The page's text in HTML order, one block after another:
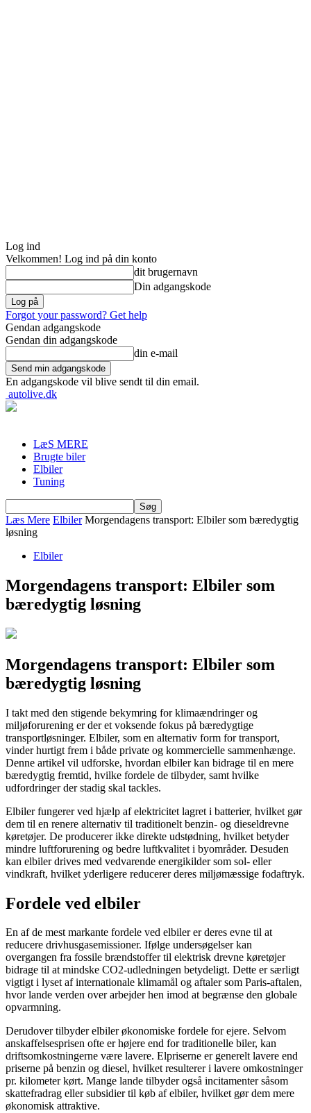
Log ind
Velkommen! Log ind på din konto
dit brugernavn
Din adgangskode
Forgot your password? Get help
Gendan adgangskode
Gendan din adgangskode
din e-mail
En adgangskode vil blive sendt til din email.
autolive.dk
LæS MERE
Brugte biler
Elbiler
Tuning
Læs Mere Elbiler Morgendagens transport: Elbiler som bæredygtig
løsning
Elbiler
Morgendagens transport: Elbiler som
bæredygtig løsning
Morgendagens transport: Elbiler som
bæredygtig løsning
I takt med den stigende bekymring for klimaændringer og
miljøforurening er der et voksende fokus på bæredygtige
transportløsninger. Elbiler, som en alternativ form for transport,
vinder hurtigt frem i både private og kommercielle sammenhænge.
Denne artikel vil udforske, hvordan elbiler kan bidrage til en mere
bæredygtig fremtid, hvilke fordele de tilbyder, samt hvilke
udfordringer der stadig skal tackles.
Elbiler fungerer ved hjælp af elektricitet lagret i batterier, hvilket gør
dem til en renere alternativ til traditionelt benzin- og dieseldrevne
køretøjer. De producerer ikke direkte udstødning, hvilket betyder
mindre luftforurening og bedre luftkvalitet i byområder. Desuden
kan elbiler drives med vedvarende energikilder som sol- eller
vindkraft, hvilket yderligere reducerer deres miljømæssige fodaftryk.
Fordele ved elbiler
En af de mest markante fordele ved elbiler er deres evne til at
reducere drivhusgasemissioner. Ifølge undersøgelser kan
overgangen fra fossile brændstoffer til elektrisk drevne køretøjer
bidrage til at mindske CO2-udledningen betydeligt. Dette er særligt
vigtigt i lyset af internationale klimamål og aftaler som Paris-aftalen,
hvor lande verden over arbejder hen imod at begrænse den globale
opvarmning.
Derudover tilbyder elbiler økonomiske fordele for ejere. Selvom
anskaffelsesprisen ofte er højere end for traditionelle biler, kan
driftsomkostningerne være lavere. Elpriserne er generelt lavere end
priserne på benzin og diesel, hvilket resulterer i lavere omkostninger
pr. kilometer kørt. Mange lande tilbyder også incitamenter såsom
skattefradrag eller subsidier til køb af elbiler, hvilket gør dem mere
økonomisk attraktive.